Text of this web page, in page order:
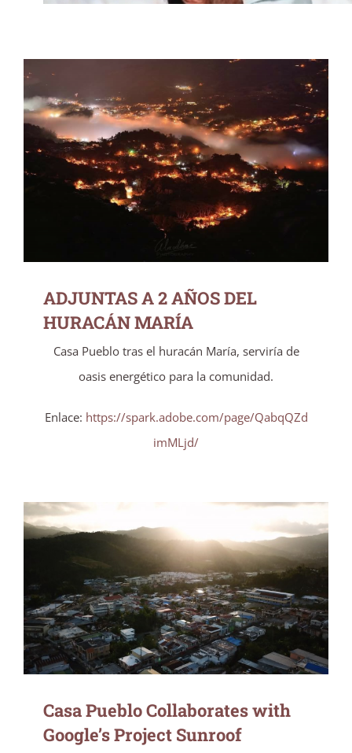
ADJUNTAS A 2 AÑOS DEL HURACÁN MARÍA
ADJUNTAS A 2 AÑOS DEL
HURACÁN MARÍA
Casa Pueblo tras el huracán María, serviría de
oasis energético para la comunidad.
Enlace: https://spark.adobe.com/page/QabqQZd
imMLjd/
Casa Pueblo Collaborates with Google’s
Project Sunroof
Casa Pueblo Collaborates with
Google’s Project Sunroof